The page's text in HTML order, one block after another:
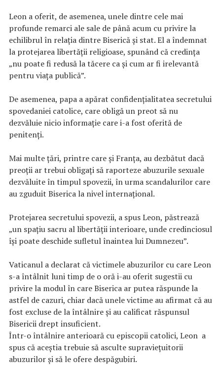
Leon a oferit, de asemenea, unele dintre cele mai
profunde remarci ale sale de până acum cu privire la
echilibrul în relația dintre Biserică și stat. El a îndemnat
la protejarea libertății religioase, spunând că credința
„nu poate fi redusă la tăcere ca și cum ar fi irelevantă
pentru viața publică”.
De asemenea, papa a apărat confidențialitatea secretului
spovedaniei catolice, care obligă un preot să nu
dezvăluie nicio informație care i-a fost oferită de
penitenți.
Mai multe țări, printre care și Franța, au dezbătut dacă
preoții ar trebui obligați să raporteze abuzurile sexuale
dezvăluite în timpul spovezii, în urma scandalurilor care
au zguduit Biserica la nivel internațional.
Protejarea secretului spovezii, a spus Leon, păstrează
„un spațiu sacru al libertății interioare, unde credinciosul
își poate deschide sufletul înaintea lui Dumnezeu”.
Vaticanul a declarat că victimele abuzurilor cu care Leon
s-a întâlnit luni timp de o oră i-au oferit sugestii cu
privire la modul în care Biserica ar putea răspunde la
astfel de cazuri, chiar dacă unele victime au afirmat că au
fost excluse de la întâlnire și au calificat răspunsul
Bisericii drept insuficient.
Într-o întâlnire anterioară cu episcopii catolici, Leon a
spus că aceștia trebuie să asculte supraviețuitorii
abuzurilor și să le ofere despăgubiri.